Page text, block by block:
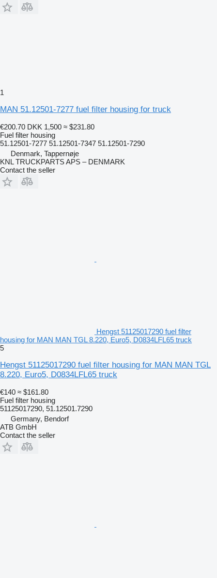
1
MAN 51.12501-7277 fuel filter housing for truck
€200.70 DKK 1,500 ≈ $231.80
Fuel filter housing
51.12501-7277 51.12501-7347 51.12501-7290
Denmark, Tappernøje
KNL TRUCKPARTS APS – DENMARK
Contact the seller
Hengst 51125017290 fuel filter
housing for MAN MAN TGL 8.220, Euro5, D0834LFL65 truck
5
Hengst 51125017290 fuel filter housing for MAN MAN TGL
8.220, Euro5, D0834LFL65 truck
€140 ≈ $161.80
Fuel filter housing
51125017290, 51.12501.7290
Germany, Bendorf
ATB GmbH
Contact the seller